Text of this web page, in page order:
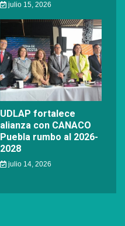
julio 15, 2026
UDLAP fortalece
alianza con CANACO
Puebla rumbo al 2026-
2028
julio 14, 2026